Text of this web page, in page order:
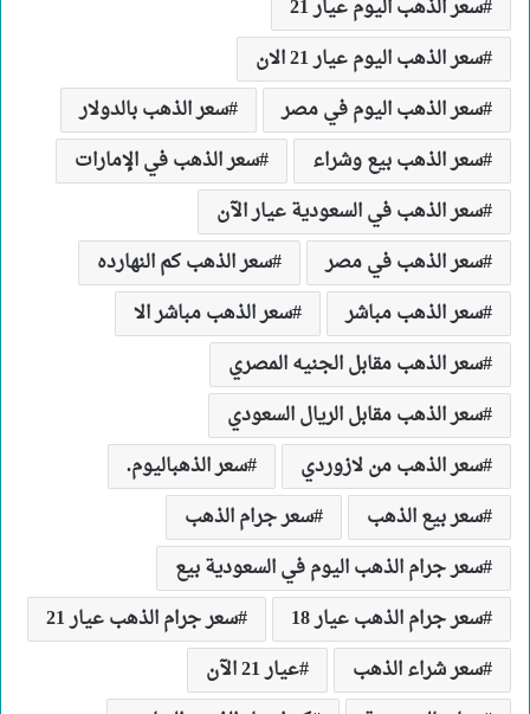
سعر الذهب اليوم عيار 21
سعر الذهب اليوم عيار 21 الان
سعر الذهب اليوم في مصر
سعر الذهب بالدولار
سعر الذهب بيع وشراء
سعر الذهب في الإمارات
سعر الذهب في السعودية عيار الآن
سعر الذهب في مصر
سعر الذهب كم النهارده
سعر الذهب مباشر
سعر الذهب مباشر الا
سعر الذهب مقابل الجنيه المصري
سعر الذهب مقابل الريال السعودي
سعر الذهب من لازوردي
سعر الذهباليوم.
سعر بيع الذهب
سعر جرام الذهب
سعر جرام الذهب اليوم في السعودية بيع
سعر جرام الذهب عيار 18
سعر جرام الذهب عيار 21
سعر شراء الذهب
عيار 21 الآن